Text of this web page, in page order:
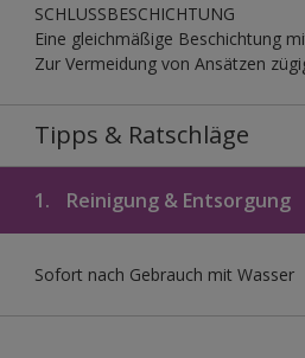
SCHLUSSBESCHICHTUNG
Eine gleichmäßige Beschichtung
Zur Vermeidung von Ansätzen
Tipps & Ratschläge
1. Reinigung & Entsorgung
Sofort nach Gebrauch mit Wasser